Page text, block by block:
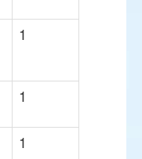
1
1
1